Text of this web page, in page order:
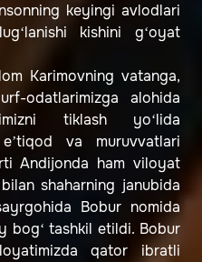
keyingi avlodlari
kishini g‘oyat
Karimovning vatanga,
odatlarimizga alohida
tiklash yo‘lida
va muruvvatlari
Andijonda ham viloyat
shaharning janubida
Bobur nomida
bog‘ tashkil etildi. Bobur
qator ibratli